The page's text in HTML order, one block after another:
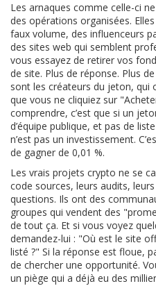
Les arnaques comme celle-ci
des opérations organisées.
faux volume, des influenceurs
des sites web qui semblent
vous essayez de retirer vos
de site. Plus de réponse. Plus
sont les créateurs du jeton, qui
que vous ne cliquiez sur
comprendre, c’est que si un
d’équipe publique, et pas de
n’est pas un investissement.
de gagner de 0,01 %.
Les vrais projets crypto ne se
code sources, leurs audits,
questions. Ils ont des
groupes qui vendent des
de tout ça. Et si vous voyez
demandez-lui : "Où est le site
listé ?" Si la réponse est floue,
de chercher une opportunité.
un piège qui a déjà eu des